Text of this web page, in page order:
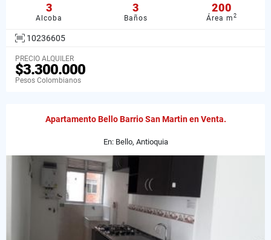
3
Alcoba
3
Baños
200
Área m2
10236605
PRECIO ALQUILER
$3.300.000
Pesos Colombianos
Apartamento Bello Barrio San Martin en Venta.
En: Bello, Antioquia